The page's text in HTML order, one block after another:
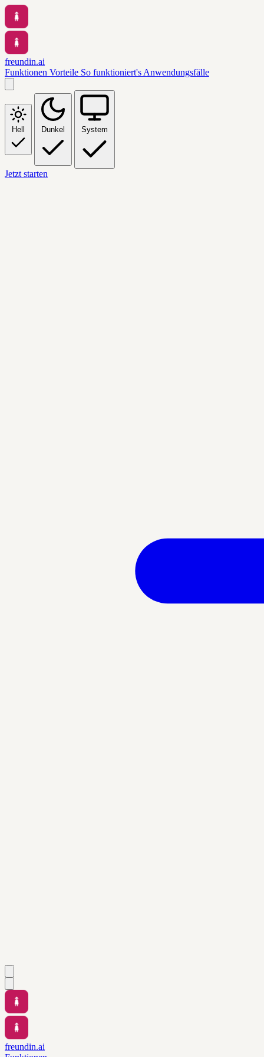
freundin.ai
Funktionen Vorteile So funktioniert's Anwendungsfälle
Hell Dunkel System
Jetzt starten
freundin.ai